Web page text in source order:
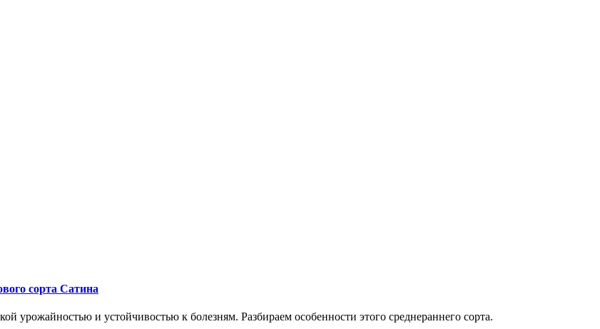
сорта Сатина
урожайностью и устойчивостью к болезням. Разбираем особенности этого среднераннего сорта.